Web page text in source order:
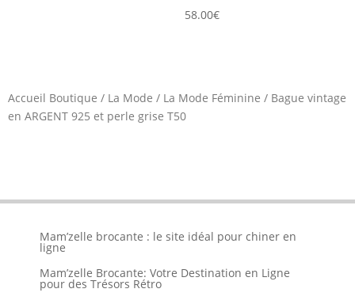
58.00€
Accueil Boutique / La Mode / La Mode Féminine / Bague vintage
en ARGENT 925 et perle grise T50
Mam’zelle brocante : le site idéal pour chiner en
ligne
Mam’zelle Brocante: Votre Destination en Ligne
pour des Trésors Rétro